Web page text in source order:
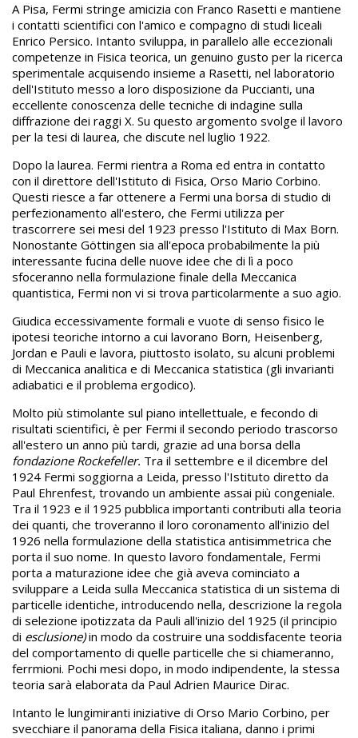
A Pisa, Fermi stringe amicizia con Franco Rasetti e mantiene
i contatti scientifici con l'amico e compagno di studi liceali
Enrico Persico. Intanto sviluppa, in parallelo alle eccezionali
competenze in Fisica teorica, un genuino gusto per la ricerca
sperimentale acquisendo insieme a Rasetti, nel laboratorio
dell'Istituto messo a loro disposizione da Puccianti, una
eccellente conoscenza delle tecniche di indagine sulla
diffrazione dei raggi X. Su questo argomento svolge il lavoro
per la tesi di laurea, che discute nel luglio 1922.
Dopo la laurea. Fermi rientra a Roma ed entra in contatto
con il direttore dell'Istituto di Fisica, Orso Mario Corbino.
Questi riesce a far ottenere a Fermi una borsa di studio di
perfezionamento all'estero, che Fermi utilizza per
trascorrere sei mesi del 1923 presso l'Istituto di Max Born.
Nonostante Göttingen sia all'epoca probabilmente la più
interessante fucina delle nuove idee che di lì a poco
sfoceranno nella formulazione finale della Meccanica
quantistica, Fermi non vi si trova particolarmente a suo agio.
Giudica eccessivamente formali e vuote di senso fisico le
ipotesi teoriche intorno a cui lavorano Born, Heisenberg,
Jordan e Pauli e lavora, piuttosto isolato, su alcuni problemi
di Meccanica analitica e di Meccanica statistica (gli invarianti
adiabatici e il problema ergodico).
Molto più stimolante sul piano intellettuale, e fecondo di
risultati scientifici, è per Fermi il secondo periodo trascorso
all'estero un anno più tardi, grazie ad una borsa della
fondazione Rockefeller. Tra il settembre e il dicembre del
1924 Fermi soggiorna a Leida, presso l'Istituto diretto da
Paul Ehrenfest, trovando un ambiente assai più congeniale.
Tra il 1923 e il 1925 pubblica importanti contributi alla teoria
dei quanti, che troveranno il loro coronamento all'inizio del
1926 nella formulazione della statistica antisimmetrica che
porta il suo nome. In questo lavoro fondamentale, Fermi
porta a maturazione idee che già aveva cominciato a
sviluppare a Leida sulla Meccanica statistica di un sistema di
particelle identiche, introducendo nella, descrizione la regola
di selezione ipotizzata da Pauli all'inizio del 1925 (il principio
di esclusione)in modo da costruire una soddisfacente teoria
del comportamento di quelle particelle che si chiameranno,
ferrmioni. Pochi mesi dopo, in modo indipendente, la stessa
teoria sarà elaborata da Paul Adrien Maurice Dirac.
Intanto le lungimiranti iniziative di Orso Mario Corbino, per
svecchiare il panorama della Fisica italiana, danno i primi